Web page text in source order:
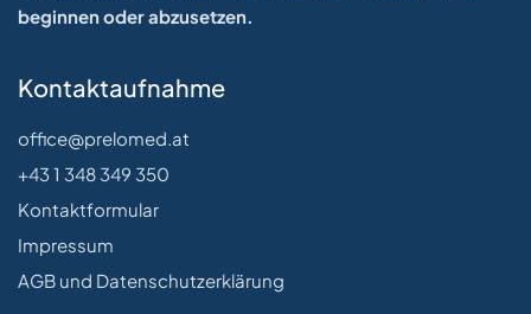
beginnen oder abzusetzen.
Kontaktaufnahme
office@prelomed.at
+43 1 348 349 350
Kontaktformular
Impressum
AGB und Datenschutzerklärung